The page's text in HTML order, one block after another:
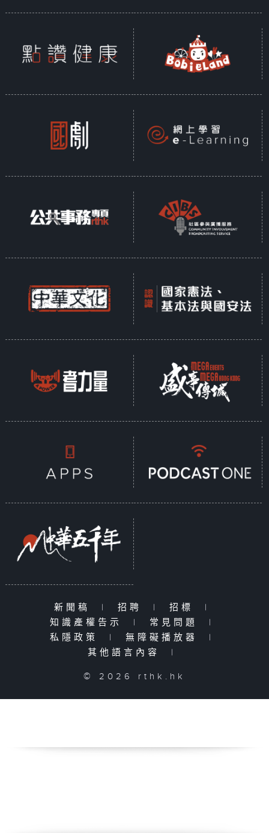
新聞稿 | 招聘 | 招標
|
知識產權告示
| 常見問題
|
私隱政策
| 無障礙播放器
|
其他語言內容
|
© 2026 rthk.hk